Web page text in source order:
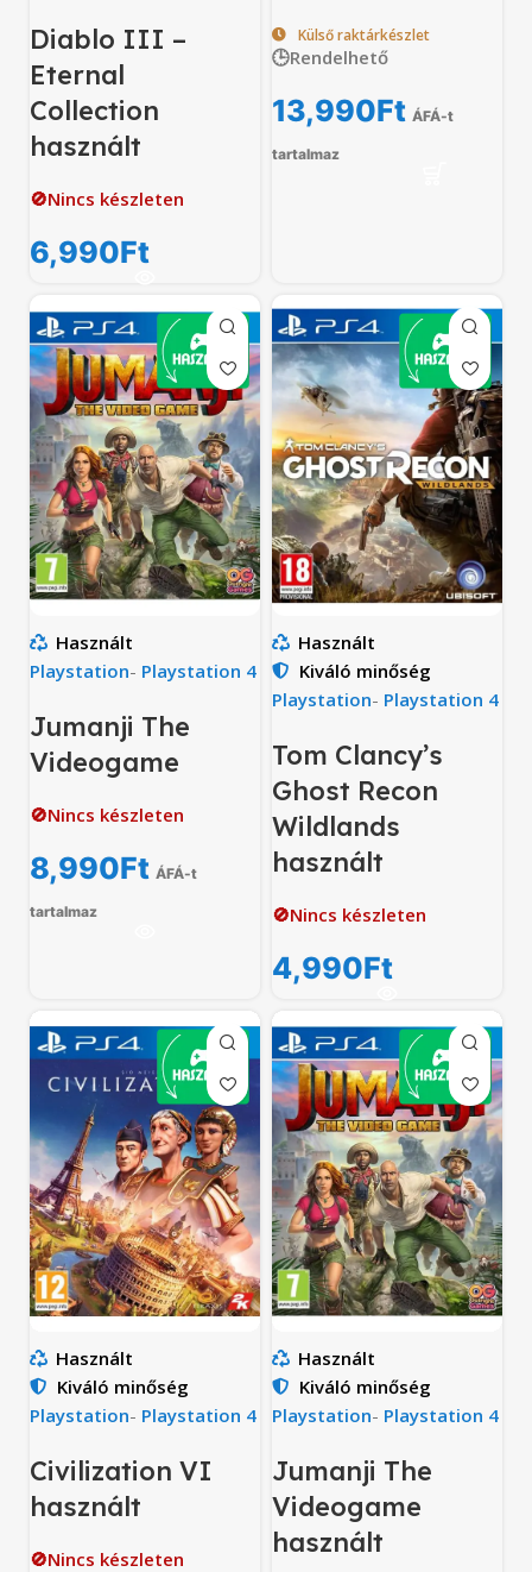
Diablo III –
Eternal
Collection
használt
🚫Nincs készleten
6,990Ft
Külső raktárkészlet
🕒Rendelhető
13,990Ft ÁFÁ-t
tartalmaz
Használt
Playstation- Playstation 4
Jumanji The
Videogame
🚫Nincs készleten
8,990Ft ÁFÁ-t
tartalmaz
Használt
Kiváló minőség
Playstation- Playstation 4
Tom Clancy’s
Ghost Recon
Wildlands
használt
🚫Nincs készleten
4,990Ft
Használt
Kiváló minőség
Playstation- Playstation 4
Civilization VI
használt
🚫Nincs készleten
Használt
Kiváló minőség
Playstation- Playstation 4
Jumanji The
Videogame
használt